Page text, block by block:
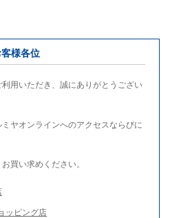
客様各位
用いただき、誠にありがとうござい
ヤオンラインへのアクセスならびに
買い求めください。
ッピング店